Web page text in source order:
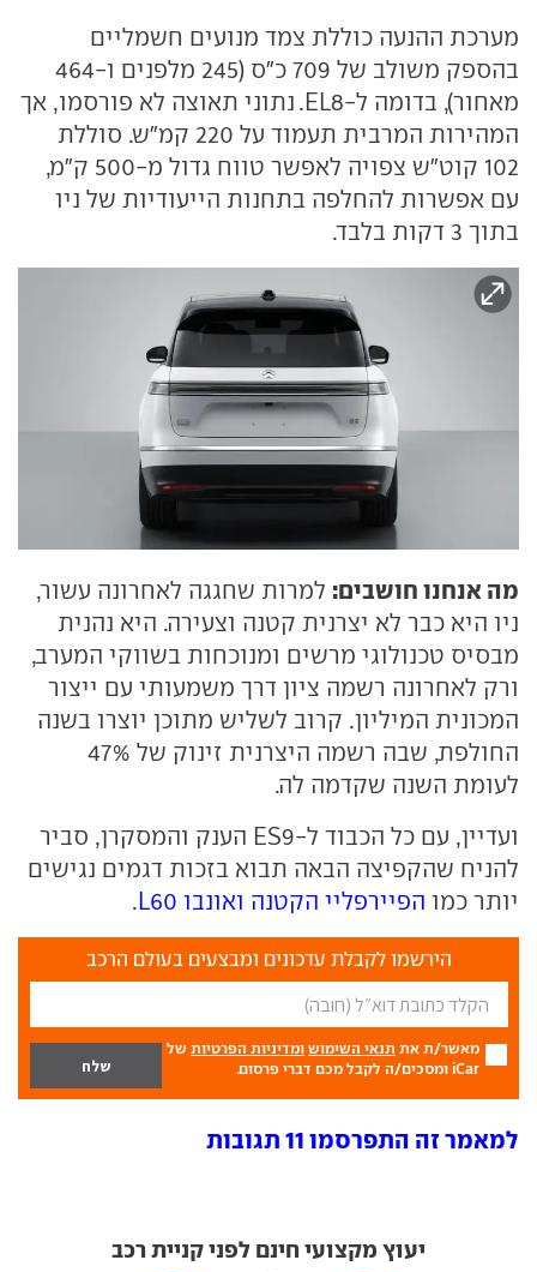
מערכת ההנעה כוללת צמד מנועים חשמליים
בהספק משולב של 709 כ"ס (245 מלפנים ו-464
מאחור), בדומה ל-EL8. נתוני תאוצה לא פורסמו, אך
המהירות המרבית תעמוד על 220 קמ"ש. סוללת
102 קוט"ש צפויה לאפשר טווח גדול מ-500 ק"מ,
עם אפשרות להחלפה בתחנות הייעודיות של ניו
בתוך 3 דקות בלבד.
מה אנחנו חושבים: למרות שחגגה לאחרונה עשור,
ניו היא כבר לא יצרנית קטנה וצעירה. היא נהנית
מבסיס טכנולוגי מרשים ומנוכחות בשווקי המערב,
ורק לאחרונה רשמה ציון דרך משמעותי עם ייצור
המכונית המיליון. קרוב לשליש מתוכן יוצרו בשנה
החולפת, שבה רשמה היצרנית זינוק של 47%
לעומת השנה שקדמה לה.
ועדיין, עם כל הכבוד ל-ES9 הענק והמסקרן, סביר
להניח שהקפיצה הבאה תבוא בזכות דגמים נגישים
יותר כמו הפיירפליי הקטנה ואונבו L60 .
הירשמו לקבלת עדכונים ומבצעים בעולם הרכב
מאשר/ת את תנאי השימוש ומדיניות הפרטיות של
iCar ומסכים/ה לקבל מכם דברי פרסום.
למאמר זה התפרסמו 11 תגובות
יעוץ מקצועי חינם לפני קניית רכב